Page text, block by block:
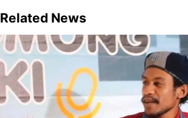
Related News